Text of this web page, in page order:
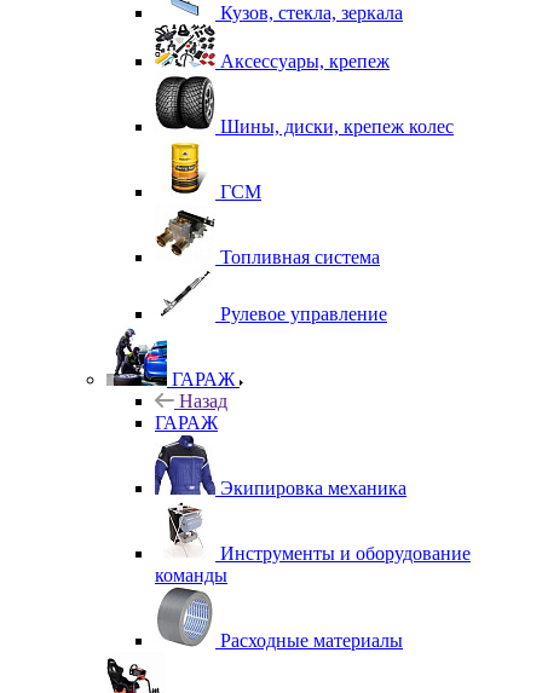
Кузов, стекла, зеркала
Аксессуары, крепеж
Шины, диски, крепеж колес
ГСМ
Топливная система
Рулевое управление
ГАРАЖ
Назад
ГАРАЖ
Экипировка механика
Инструменты и оборудование
команды
Расходные материалы